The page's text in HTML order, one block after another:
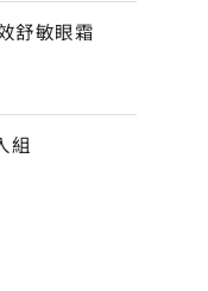
舒敏眼霜
組